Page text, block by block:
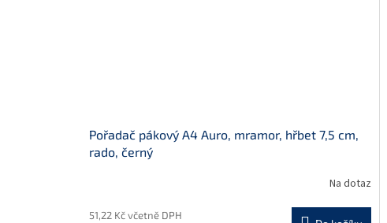
Pořadač pákový A4 Auro, mramor, hřbet 7,5 cm,
rado, černý
Na dotaz
51,22 Kč včetně DPH